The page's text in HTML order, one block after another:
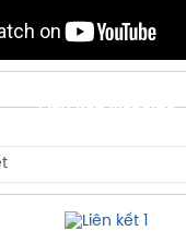
LIÊN KẾT WEBSITE